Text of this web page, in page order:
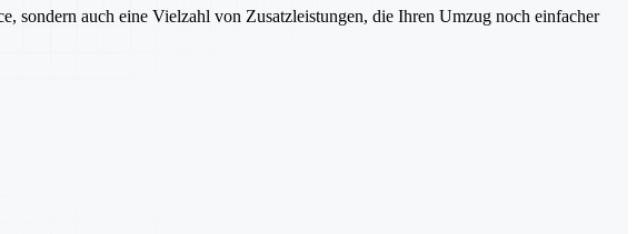
sondern auch eine Vielzahl von Zusatzleistungen, die Ihren Umzug noch einfacher